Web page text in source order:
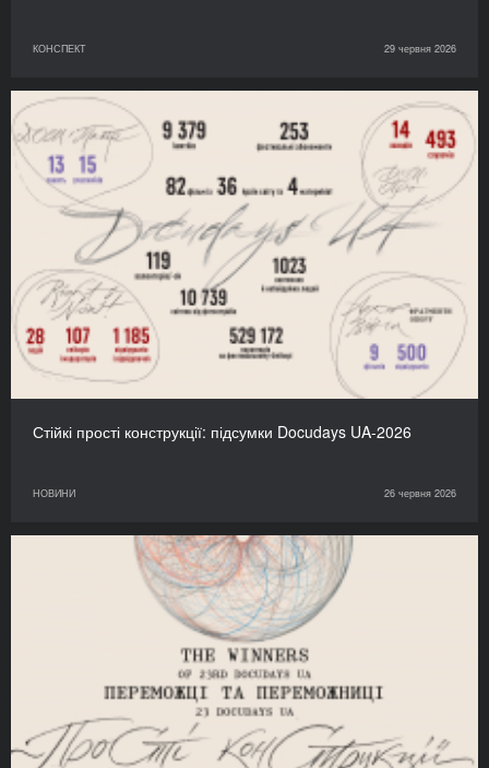
КОНСПЕКТ 29 червня 2026
Стійкі прості конструкції: підсумки Docudays UA-2026
НОВИНИ 26 червня 2026